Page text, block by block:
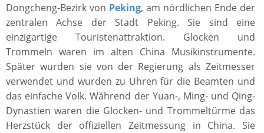
Dongcheng-Bezirk von Peking, am nördlichen Ende der
zentralen Achse der Stadt Peking. Sie sind eine
einzigartige Touristenattraktion. Glocken und
Trommeln waren im alten China Musikinstrumente.
Später wurden sie von der Regierung als Zeitmesser
verwendet und wurden zu Uhren für die Beamten und
das einfache Volk. Während der Yuan-, Ming- und Qing-
Dynastien waren die Glocken- und Trommeltürme das
Herzstück der offiziellen Zeitmessung in China. Sie